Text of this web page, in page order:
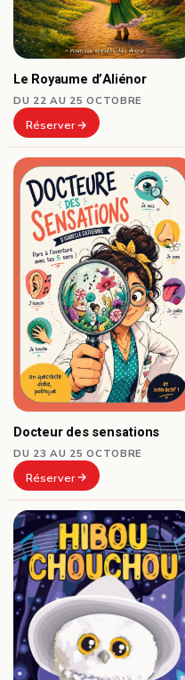
Le Royaume d’Aliénor
DU 22 AU 25 OCTOBRE
Réserver
Docteur des sensations
DU 23 AU 25 OCTOBRE
Réserver